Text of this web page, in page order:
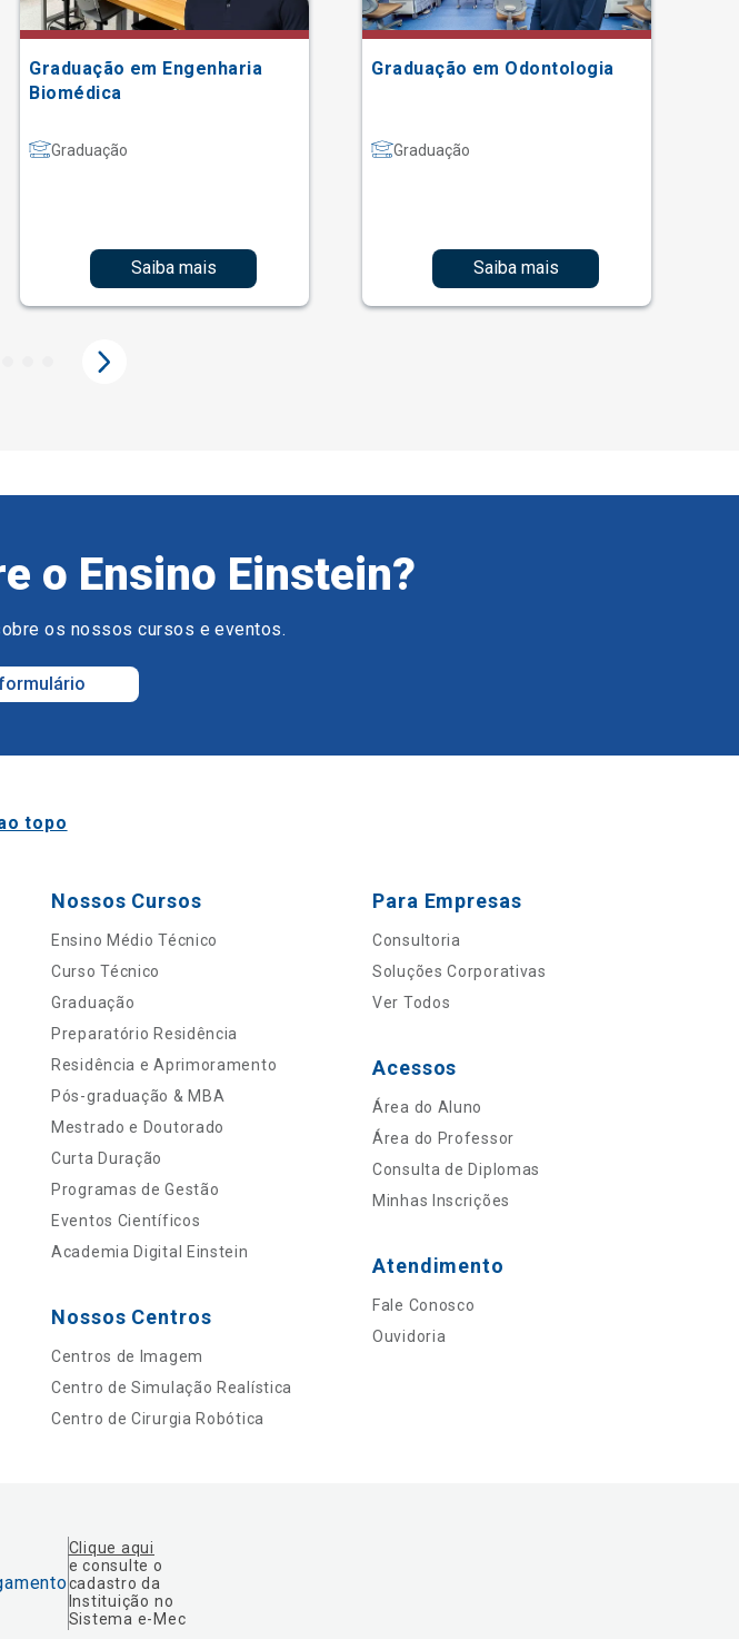
Graduação em Engenharia
Biomédica
Graduação
Saiba mais
Graduação em Odontologia
Graduação
Saiba mais
o Ensino Einstein?
os nossos cursos e eventos.
topo
Nossos Cursos
Ensino Médio Técnico
Curso Técnico
Graduação
Preparatório Residência
Residência e Aprimoramento
Pós-graduação & MBA
Mestrado e Doutorado
Curta Duração
Programas de Gestão
Eventos Científicos
Academia Digital Einstein
Nossos Centros
Centros de Imagem
Centro de Simulação Realística
Centro de Cirurgia Robótica
Para Empresas
Consultoria
Soluções Corporativas
Ver Todos
Acessos
Área do Aluno
Área do Professor
Consulta de Diplomas
Minhas Inscrições
Atendimento
Fale Conosco
Ouvidoria
Clique aqui
e consulte o
cadastro da
Instituição no
Sistema e-Mec